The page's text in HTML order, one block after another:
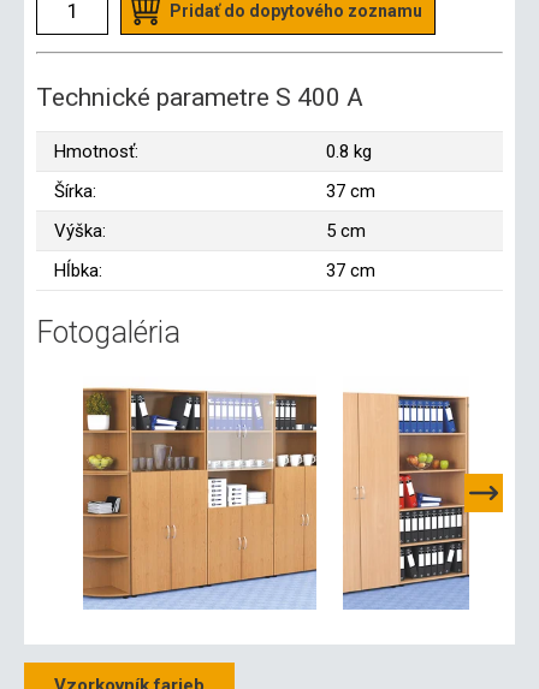
Pridať do dopytového zoznamu
Technické parametre S 400 A
Hmotnosť:
0.8 kg
Šírka:
37 cm
Výška:
5 cm
Hĺbka:
37 cm
Fotogaléria